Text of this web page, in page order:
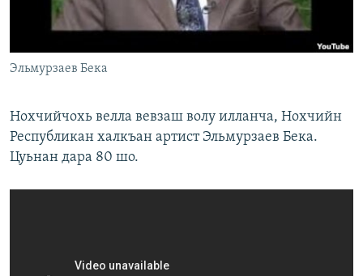
Эльмурзаев Бека
Нохчийчохь велла вевзаш волу илланча, Нохчийн
Республикан халкъан артист Эльмурзаев Бека.
Цуьнан дара 80 шо.